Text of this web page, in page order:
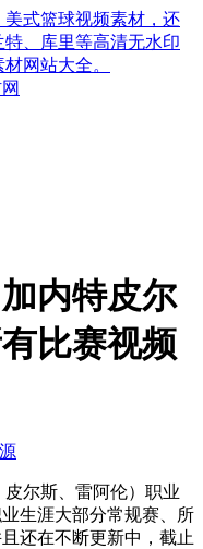
式篮球视频素材，还
、库里等高清无水印
网站大全。
内特皮尔
比赛视频
尔斯、雷阿伦）职业
生涯大部分常规赛、所
还在不断更新中，截止